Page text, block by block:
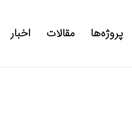
پروژه‌ها مقالات اخبار